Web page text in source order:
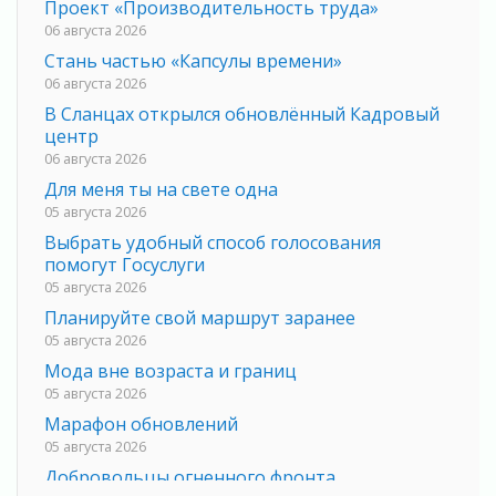
Проект «Производительность труда»
06 августа 2026
Стань частью «Капсулы времени»
06 августа 2026
В Сланцах открылся обновлённый Кадровый
центр
06 августа 2026
Для меня ты на свете одна
05 августа 2026
Выбрать удобный способ голосования
помогут Госуслуги
05 августа 2026
Планируйте свой маршрут заранее
05 августа 2026
Мода вне возраста и границ
05 августа 2026
Марафон обновлений
05 августа 2026
Добровольцы огненного фронта